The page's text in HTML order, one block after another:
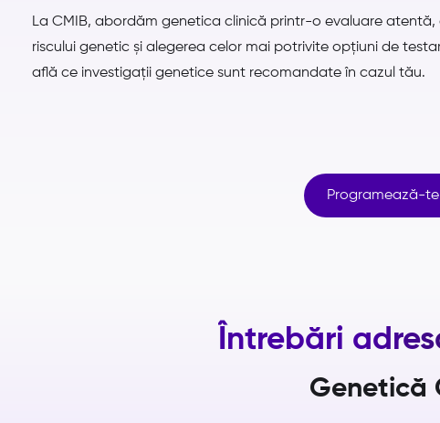
La CMIB, abordăm genetica clinică printr-o evaluare
riscului genetic și alegerea celor mai potrivite opțiuni de
află ce investigații genetice sunt recomandate în cazul tău.
Programează-
Întrebări
Genetică